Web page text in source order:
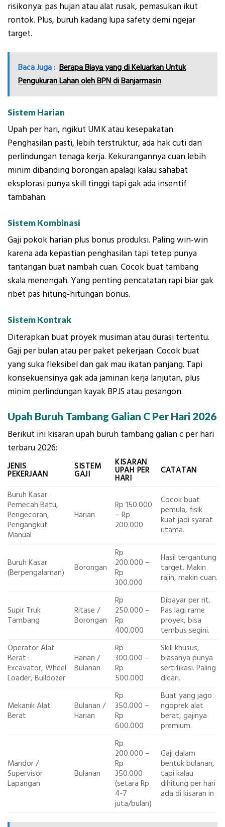
risikonya: pas hujan atau alat rusak, pemasukan ikut
rontok. Plus, buruh kadang lupa safety demi ngejar
target.
Baca Juga : Berapa Biaya yang di Keluarkan Untuk
Pengukuran Lahan oleh BPN di Banjarmasin
Sistem Harian
Upah per hari, ngikut UMK atau kesepakatan.
Penghasilan pasti, lebih terstruktur, ada hak cuti dan
perlindungan tenaga kerja. Kekurangannya cuan lebih
minim dibanding borongan apalagi kalau sahabat
eksplorasi punya skill tinggi tapi gak ada insentif
tambahan.
Sistem Kombinasi
Gaji pokok harian plus bonus produksi. Paling win-win
karena ada kepastian penghasilan tapi tetep punya
tantangan buat nambah cuan. Cocok buat tambang
skala menengah. Yang penting pencatatan rapi biar gak
ribet pas hitung-hitungan bonus.
Sistem Kontrak
Diterapkan buat proyek musiman atau durasi tertentu.
Gaji per bulan atau per paket pekerjaan. Cocok buat
yang suka fleksibel dan gak mau ikatan panjang. Tapi
konsekuensinya gak ada jaminan kerja lanjutan, plus
minim perlindungan kayak BPJS atau pesangon.
Upah Buruh Tambang Galian C Per Hari 2026
Berikut ini kisaran upah buruh tambang galian c per hari
terbaru 2026:
JENIS
PEKERJAAN
SISTEM
GAJI
KISARAN
UPAH PER
HARI
CATATAN
Buruh Kasar :
Pemecah Batu,
Pengecoran,
Pengangkut
Manual
Harian
Rp 150.000
– Rp
200.000
Cocok buat
pemula, fisik
kuat jadi syarat
utama.
Buruh Kasar
(Berpengalaman)
Borongan
Rp
200.000 –
Rp
300.000
Hasil tergantung
target. Makin
rajin, makin cuan.
Supir Truk
Tambang
Ritase /
Borongan
Rp
250.000 –
Rp
400.000
Dibayar per rit.
Pas lagi rame
proyek, bisa
tembus segini.
Operator Alat
Berat :
Excavator, Wheel
Loader, Bulldozer
Harian /
Bulanan
Rp
300.000 –
Rp
500.000
Skill khusus,
biasanya punya
sertifikasi. Paling
dicari.
Mekanik Alat
Berat
Bulanan /
Harian
Rp
350.000 –
Rp
600.000
Buat yang jago
ngoprek alat
berat, gajinya
premium.
Mandor /
Supervisor
Lapangan
Bulanan
Rp
200.000 –
Rp
350.000
(setara Rp
4-7
juta/bulan)
Gaji dalam
bentuk bulanan,
tapi kalau
dihitung per hari
ada di kisaran in